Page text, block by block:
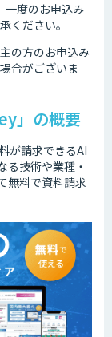
一度のお申込み
ください。
の方のお申込み
合がございま
」の概要
が請求できるAI
る技術や業種・
無料で資料請求